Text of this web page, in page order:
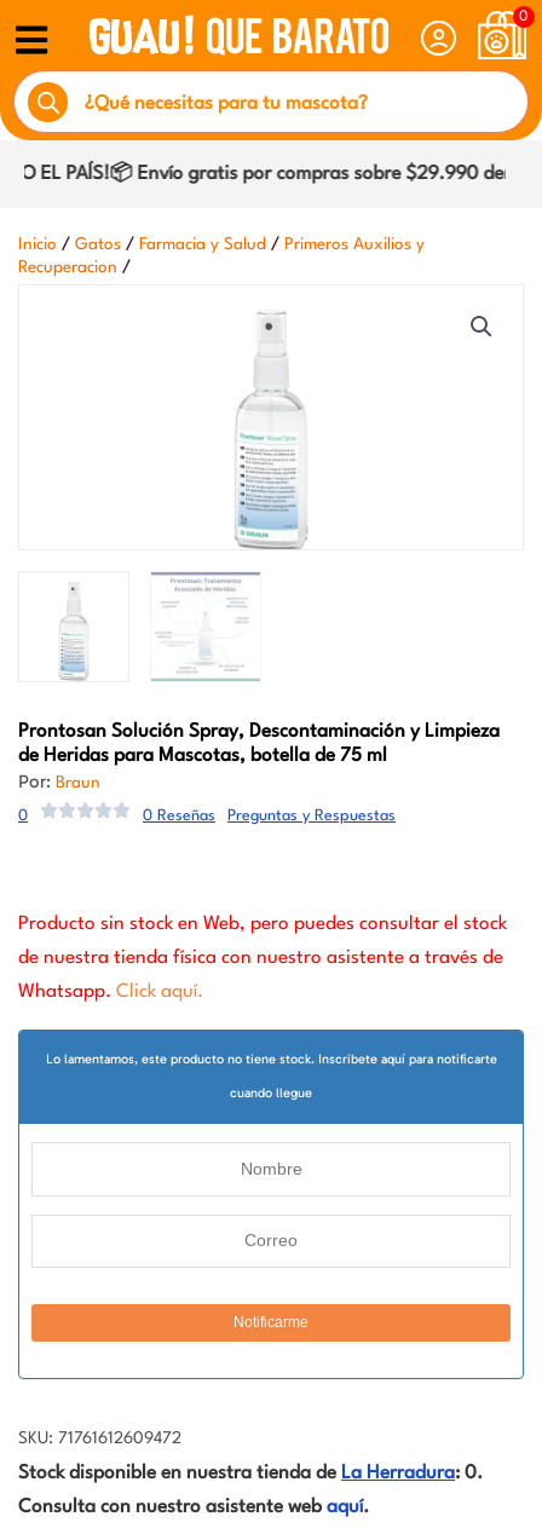
contenido
0
Búsqueda
de
productos
EL PAÍS!📦 Envío gratis por compras sobre $29.990 dentro
Inicio / Gatos / Farmacia y Salud / Primeros Auxilios y
Recuperacion /
Prontosan Solución Spray, Descontaminación y Limpieza
de Heridas para Mascotas, botella de 75 ml
Por: Braun
0 0 Reseñas Preguntas y Respuestas
Producto sin stock en Web, pero puedes consultar el stock
de nuestra tienda física con nuestro asistente a través de
Whatsapp. Click aquí.
Lo lamentamos, este producto no tiene stock. Inscribete aquí para notificarte
cuando llegue
SKU: 71761612609472
Stock disponible en nuestra tienda de La Herradura: 0.
Consulta con nuestro asistente web aquí.